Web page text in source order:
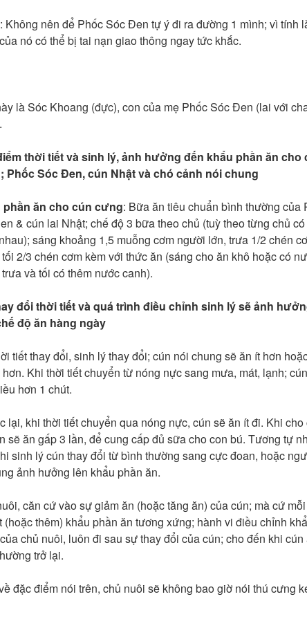
Không nên để Phốc Sóc Đen tự ý đi ra đường 1 mình; vì tính
nó có thể bị tai nạn giao thông ngay tức khắc.
là Sóc Khoang (đực), con của mẹ Phốc Sóc Đen (lai với
thời tiết và sinh lý, ảnh hưởng đến khẩu phần ăn cho
Phốc Sóc Đen, cún Nhật và chó cảnh nói chung
phần ăn cho cún cưng: Bữa ăn tiêu chuẩn bình thường của
& cún lai Nhật; chế độ 3 bữa theo chủ (tuỳ theo từng chủ
sáng khoảng 1,5 muỗng cơm người lớn, trưa 1/2 chén
2/3 chén cơm kèm với thức ăn (sáng cho ăn khô hoặc có
và tối có thêm nước canh).
đổi thời tiết và quá trình điều chỉnh sinh lý sẽ ảnh
độ ăn hàng ngày
tiết thay đổi, sinh lý thay đổi; cún nói chung sẽ ăn ít hơn
Khi thời tiết chuyển từ nóng nực sang mưa, mát, lạnh;
hơn 1 chút.
lại, khi thời tiết chuyển qua nóng nực, cún sẽ ăn ít đi. Khi cho
sẽ ăn gấp 3 lần, để cung cấp đủ sữa cho con bú. Tương tự
sinh lý cún thay đổi từ bình thường sang cực đoan, hoặc
ảnh hưởng lên khẩu phần ăn.
căn cứ vào sự giảm ăn (hoặc tăng ăn) của cún; mà cứ
(hoặc thêm) khẩu phần ăn tương xứng; hành vi điều chỉnh
chủ nuôi, luôn đi sau sự thay đổi của cún; cho đến khi cún
trở lại.
đặc điểm nói trên, chủ nuôi sẽ không bao giờ nói thú cưng